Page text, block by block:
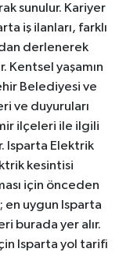
sunulur. Kariyer
iş ilanları, farklı
derlenerek
Kentsel yaşamın
Belediyesi ve
ve duyuruları
ilçeleri ile ilgili
Isparta Elektrik
kesintisi
için önceden
en uygun Isparta
burada yer alır.
Isparta yol tarifi